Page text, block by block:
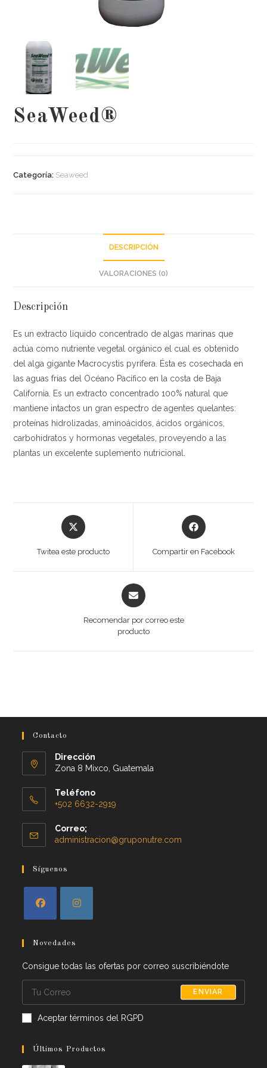
SeaWeed®
Categoría: Seaweed
DESCRIPCIÓN
VALORACIONES (0)
Descripción
Es un extracto líquido concentrado de algas marinas que
actúa como nutriente vegetal orgánico el cual es obtenido
del alga gigante Macrocystis pyrifera. Ésta es cosechada en
las aguas frías del Océano Pacífico en la costa de Baja
California. Es un extracto concentrado 100% natural que
mantiene intactos un gran espectro de agentes quelantes:
proteínas hidrolizadas, aminoácidos, ácidos orgánicos,
carbohidratos y hormonas vegetales, proveyendo a las
plantas un excelente suplemento nutricional.
Twitea este producto Compartir en Facebook
Recomendar por correo este
producto
Contacto
Dirección
Zona 8 Mixco, Guatemala
Teléfono
+502 6632-2919
Correo;
administracion@gruponutre.com
Síguenos
Novedades
Consigue todas las ofertas por correo suscribiéndote
ENVIAR
Aceptar términos del RGPD
Últimos Productos